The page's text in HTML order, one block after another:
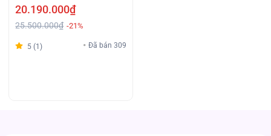
Quản Thực Phẩm Với
MultiAirflow Giá Sập Sàn
20.190.000₫
25.500.000₫ -21%
5 (1) Đã bán 309